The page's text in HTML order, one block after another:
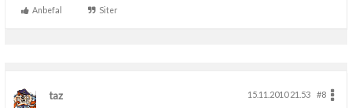
Anbefal Siter
taz 15.11.2010 21.53
#8